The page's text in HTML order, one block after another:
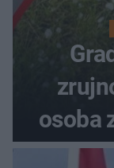
osoba